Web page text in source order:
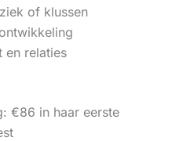
of klussen
en relaties
€86 in haar eerste